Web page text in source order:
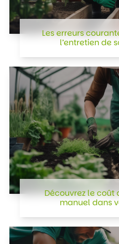
Les erreurs
l’entretien de
Découvrez le coût
manuel dans